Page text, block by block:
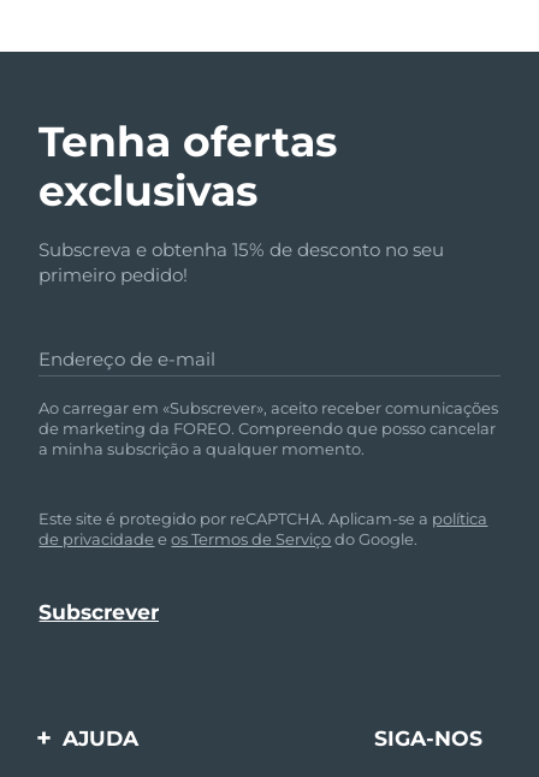
Tenha ofertas
exclusivas
Subscreva e obtenha 15% de desconto no seu
primeiro pedido!
Endereço de e-mail
Ao carregar em «Subscrever», aceito receber comunicações
de marketing da FOREO. Compreendo que posso cancelar
a minha subscrição a qualquer momento.
Este site é protegido por reCAPTCHA. Aplicam-se a política
de privacidade eos Termos de Serviçodo Google.
AJUDA SIGA-NOS